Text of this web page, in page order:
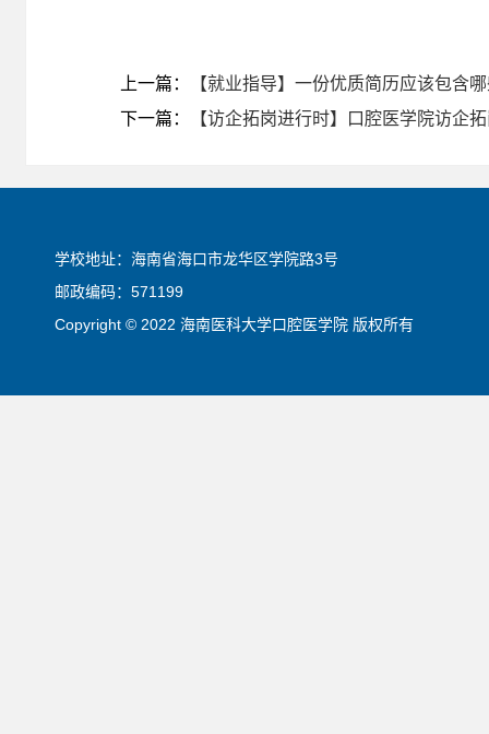
上一篇：
【就业指导】一份优质简历应该包含
下一篇：
【访企拓岗进行时】口腔医学院访企
学校地址：海南省海口市龙华区学院路3号
邮政编码：571199
Copyright © 2022 海南医科大学口腔医学院 版权所有